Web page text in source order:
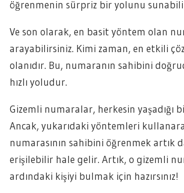
öğrenmenin sürpriz bir yolunu
Ve son olarak, en basit yöntem olan
arayabilirsiniz. Kimi zaman, en etkili
olanıdır. Bu, numaranın sahibini
hızlı yoludur.
Gizemli numaralar, herkesin yaşadığı
Ancak, yukarıdaki yöntemleri
numarasının sahibini öğrenmek artık
erişilebilir hale gelir. Artık, o gizemli
ardındaki kişiyi bulmak için hazırsınız!